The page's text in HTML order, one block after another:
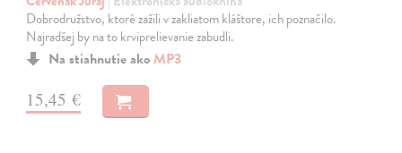
Dobrodružstvo, ktoré zažili v zakliatom kláštore, ich poznačilo.
Najradšej by na to krviprelievanie zabudli.
Na stiahnutie ako MP3
15,45 €